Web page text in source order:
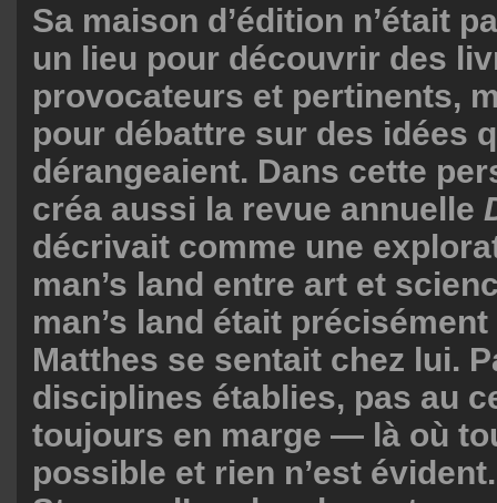
Sa maison d’édition n’était
un lieu pour découvrir des
provocateurs et pertinents,
pour débattre sur des idées
dérangeaient. Dans cette
créa aussi la revue annuelle
décrivait comme une
man’s land entre art et
man’s land était précisément
Matthes se sentait chez lui.
disciplines établies, pas au
toujours en marge — là où
possible et rien n’est